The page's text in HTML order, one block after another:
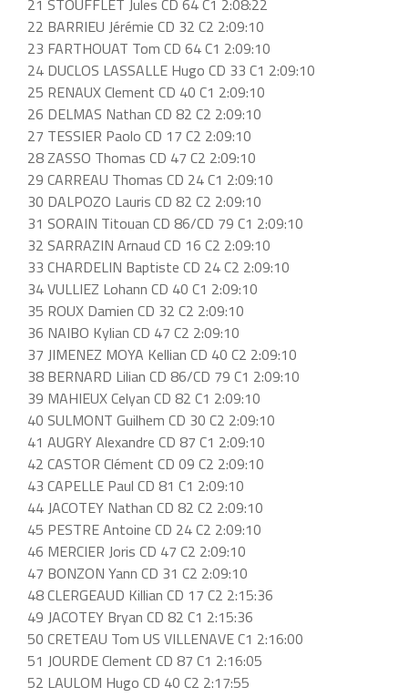
22 BARRIEU Jérémie CD 32 C2 2:09:10
23 FARTHOUAT Tom CD 64 C1 2:09:10
24 DUCLOS LASSALLE Hugo CD 33 C1 2:09:10
25 RENAUX Clement CD 40 C1 2:09:10
26 DELMAS Nathan CD 82 C2 2:09:10
27 TESSIER Paolo CD 17 C2 2:09:10
28 ZASSO Thomas CD 47 C2 2:09:10
29 CARREAU Thomas CD 24 C1 2:09:10
30 DALPOZO Lauris CD 82 C2 2:09:10
31 SORAIN Titouan CD 86/CD 79 C1 2:09:10
32 SARRAZIN Arnaud CD 16 C2 2:09:10
33 CHARDELIN Baptiste CD 24 C2 2:09:10
34 VULLIEZ Lohann CD 40 C1 2:09:10
35 ROUX Damien CD 32 C2 2:09:10
36 NAIBO Kylian CD 47 C2 2:09:10
37 JIMENEZ MOYA Kellian CD 40 C2 2:09:10
38 BERNARD Lilian CD 86/CD 79 C1 2:09:10
39 MAHIEUX Celyan CD 82 C1 2:09:10
40 SULMONT Guilhem CD 30 C2 2:09:10
41 AUGRY Alexandre CD 87 C1 2:09:10
42 CASTOR Clément CD 09 C2 2:09:10
43 CAPELLE Paul CD 81 C1 2:09:10
44 JACOTEY Nathan CD 82 C2 2:09:10
45 PESTRE Antoine CD 24 C2 2:09:10
46 MERCIER Joris CD 47 C2 2:09:10
47 BONZON Yann CD 31 C2 2:09:10
48 CLERGEAUD Killian CD 17 C2 2:15:36
49 JACOTEY Bryan CD 82 C1 2:15:36
50 CRETEAU Tom US VILLENAVE C1 2:16:00
51 JOURDE Clement CD 87 C1 2:16:05
52 LAULOM Hugo CD 40 C2 2:17:55